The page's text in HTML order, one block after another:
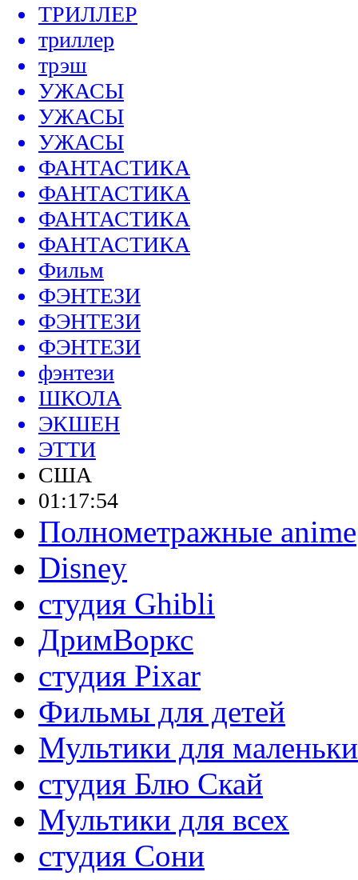
ТРИЛЛЕР
триллер
трэш
УЖАСЫ
УЖАСЫ
УЖАСЫ
ФАНТАСТИКА
ФАНТАСТИКА
ФАНТАСТИКА
ФАНТАСТИКА
Фильм
ФЭНТЕЗИ
ФЭНТЕЗИ
ФЭНТЕЗИ
фэнтези
ШКОЛА
ЭКШЕН
ЭТТИ
США
01:17:54
Полнометражные anime
Disney
студия Ghibli
ДримВоркс
студия Pixar
Фильмы для детей
Мультики для
студия Блю Скай
Мультики для всех
студия Сони